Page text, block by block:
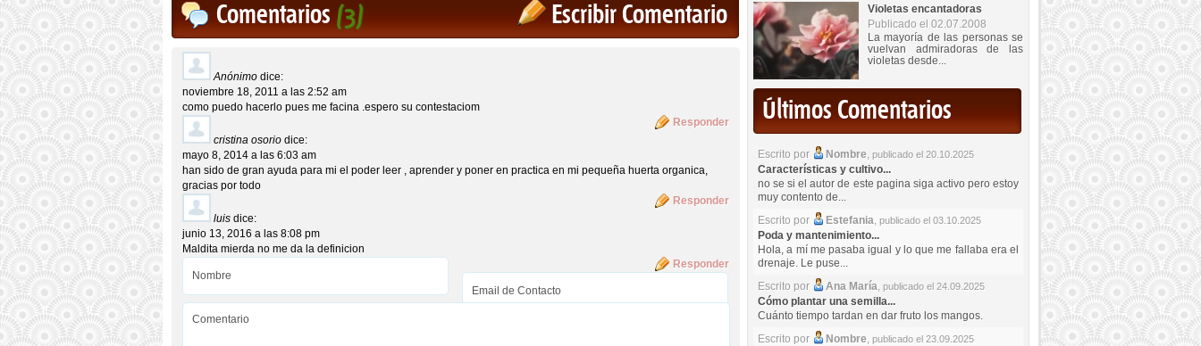
Escribir Comentario
Comentarios(3)
Anónimo dice:
noviembre 18, 2011 a las 2:52 am
como puedo hacerlo pues me facina .espero su contestaciom
Responder
cristina osorio dice:
mayo 8, 2014 a las 6:03 am
han sido de gran ayuda para mi el poder leer , aprender y poner en practica en mi pequeña huerta organica,
gracias por todo
Responder
luis dice:
junio 13, 2016 a las 8:08 pm
Maldita mierda no me da la definicion
Responder
Violetas encantadoras
Publicado el 02.07.2008
La mayoría de las personas se
vuelvan admiradoras de las
violetas desde...
Últimos Comentarios
Escrito por Nombre, publicado el 20.10.2025
Características y cultivo...
no se si el autor de este pagina siga activo pero estoy
muy contento de...
Escrito por
Estefania, publicado el 03.10.2025
Poda y mantenimiento...
Hola, a mí me pasaba igual y lo que me fallaba era el
drenaje. Le puse...
Escrito por
Ana María, publicado el 24.09.2025
Cómo plantar una semilla...
Cuánto tiempo tardan en dar fruto los mangos.
Escrito por
Nombre, publicado el 23.09.2025